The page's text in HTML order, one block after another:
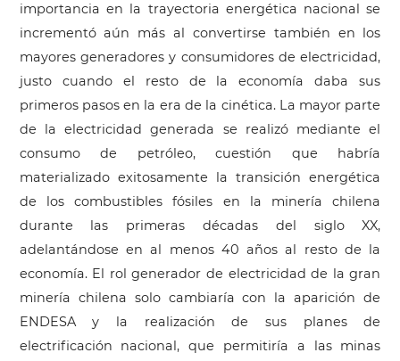
importancia en la trayectoria energética nacional se
incrementó aún más al convertirse también en los
mayores generadores y consumidores de electricidad,
justo cuando el resto de la economía daba sus
primeros pasos en la era de la cinética. La mayor parte
de la electricidad generada se realizó mediante el
consumo de petróleo, cuestión que habría
materializado exitosamente la transición energética
de los combustibles fósiles en la minería chilena
durante las primeras décadas del siglo XX,
adelantándose en al menos 40 años al resto de la
economía. El rol generador de electricidad de la gran
minería chilena solo cambiaría con la aparición de
ENDESA y la realización de sus planes de
electrificación nacional, que permitiría a las minas